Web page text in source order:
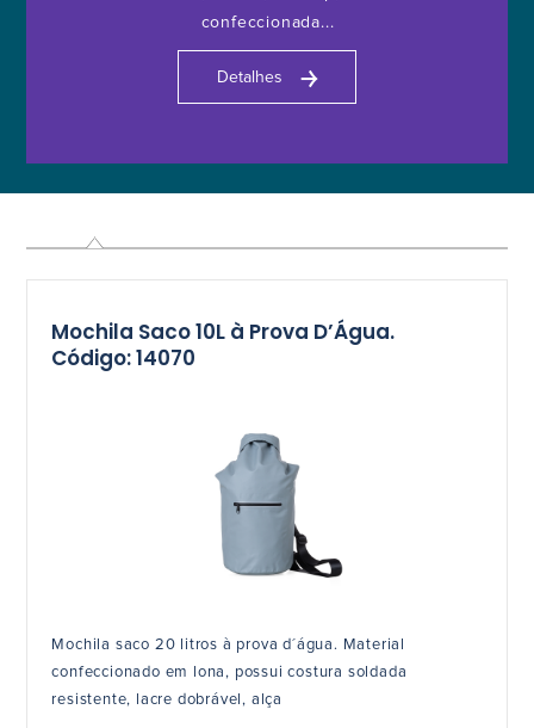
confeccionada...
Detalhes ￫
Mochila Saco 10L à Prova D’Água.
Código: 14070
Mochila saco 20 litros à prova d´água. Material
confeccionado em lona, possui costura soldada
resistente, lacre dobrável, alça